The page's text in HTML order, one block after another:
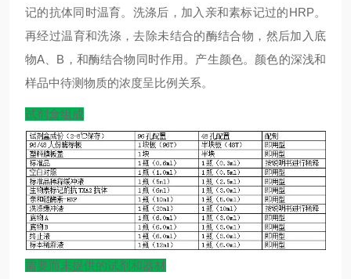
记的抗体同时温育。洗涤后，加入亲和素标记过的HRP。
再经过温育和洗涤，去除未结合的酶结合物，然后加入底
物A、B，和酶结合物同时作用。产生颜色。颜色的深浅和
样品中待测物质的浓度呈比例关系。
试剂盒组成
需要而未提供的试剂和器材